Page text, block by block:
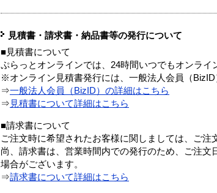
見積書・請求書・納品書等の発行について
■見積書について
ぷらっとオンラインでは、24時間いつでもオンライ
※オンライン見積書発行には、一般法人会員（BizID
⇒一般法人会員（BizID）の詳細はこちら
⇒ 見積書について詳細はこちら
■請求書について
ご注文時に希望されたお客様に関しましては、ご注
尚、請求書は、営業時間内での発行のため、ご注
場合がございます。
⇒請求書について詳細はこちら